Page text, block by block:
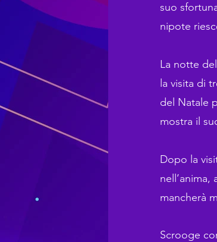
suo
nipote
La notte
la visita di
del Natale
mostra il
Dopo la
mancherà
Scrooge